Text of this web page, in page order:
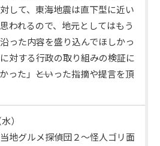
して、東海地震は直下型に近い
われるので、地元としてはもう
った内容を盛り込んでほしかっ
対する行政の取り組みの検証に
った」――といった指摘や提言を頂
）
地グルメ探偵団２～怪人ゴリ面